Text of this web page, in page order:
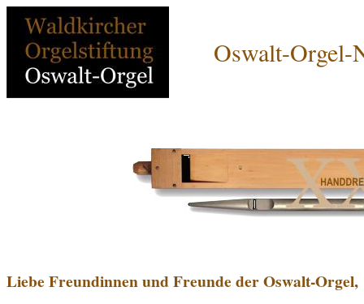
Oswalt-Orgel-
Liebe Freundinnen und Freunde der Oswalt-Orgel,